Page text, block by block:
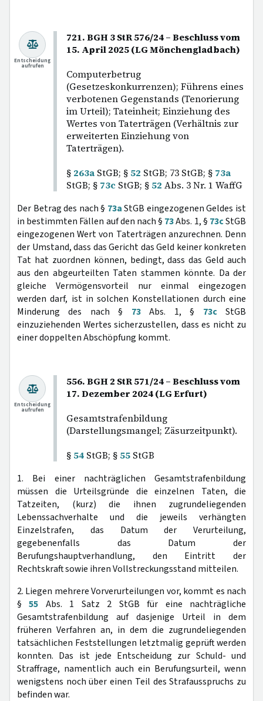
721. BGH 3 StR 576/24 – Beschluss vom
15. April 2025 (LG Mönchengladbach)
Computerbetrug
(Gesetzeskonkurrenzen); Führens eines
verbotenen Gegenstands (Tenorierung
im Urteil); Tateinheit; Einziehung des
Wertes von Taterträgen (Verhältnis zur
erweiterten Einziehung von
Taterträgen).
§ 263a StGB; § 52 StGB; 73 StGB; § 73a
StGB; § 73c StGB; § 52 Abs. 3 Nr. 1 WaffG
Entscheidung
aufrufen
Der Betrag des nach § 73aStGB eingezogenen Geldes ist
in bestimmten Fällen auf den nach § 73Abs. 1, § 73cStGB
eingezogenen Wert von Taterträgen anzurechnen. Denn
der Umstand, dass das Gericht das Geld keiner konkreten
Tat hat zuordnen können, bedingt, dass das Geld auch
aus den abgeurteilten Taten stammen könnte. Da der
gleiche Vermögensvorteil nur einmal eingezogen
werden darf, ist in solchen Konstellationen durch eine
Minderung des nach § 73Abs. 1, § 73cStGB
einzuziehenden Wertes sicherzustellen, dass es nicht zu
einer doppelten Abschöpfung kommt.
556. BGH 2 StR 571/24 – Beschluss vom
17. Dezember 2024 (LG Erfurt)
Gesamtstrafenbildung
(Darstellungsmangel; Zäsurzeitpunkt).
§ 54 StGB; § 55 StGB
Entscheidung
aufrufen
1. Bei einer nachträglichen Gesamtstrafenbildung
müssen die Urteilsgründe die einzelnen Taten, die
Tatzeiten, (kurz) die ihnen zugrundeliegenden
Lebenssachverhalte und die jeweils verhängten
Einzelstrafen, das Datum der Verurteilung,
gegebenenfalls das Datum der
Berufungshauptverhandlung, den Eintritt der
Rechtskraft sowie ihren Vollstreckungsstand mitteilen.
2. Liegen mehrere Vorverurteilungen vor, kommt es nach
§55 Abs. 1 Satz 2 StGB für eine nachträgliche
Gesamtstrafenbildung auf dasjenige Urteil in dem
früheren Verfahren an, in dem die zugrundeliegenden
tatsächlichen Feststellungen letztmalig geprüft werden
konnten. Das ist jede Entscheidung zur Schuld- und
Straffrage, namentlich auch ein Berufungsurteil, wenn
wenigstens noch über einen Teil des Strafausspruchs zu
befinden war.